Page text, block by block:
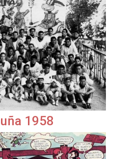
1958